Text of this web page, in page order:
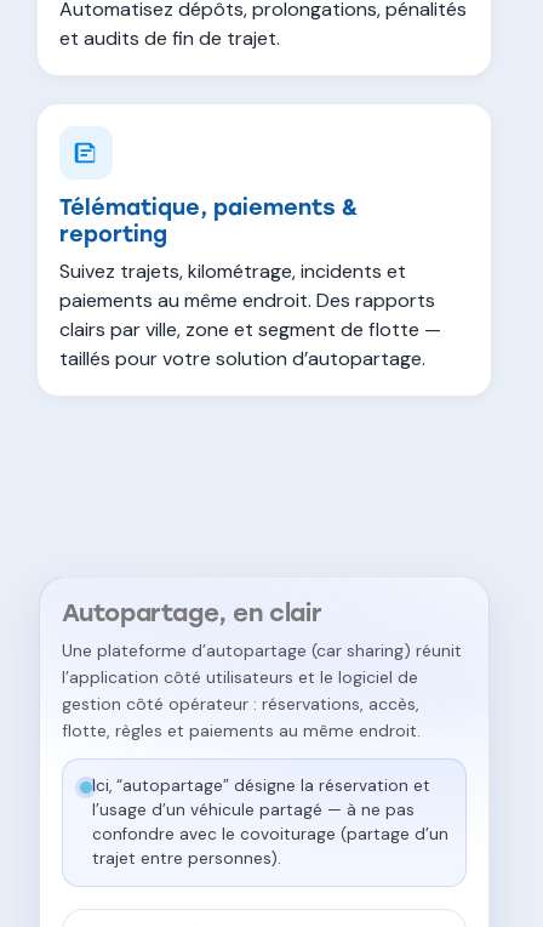
Automatisez dépôts, prolongations, pénalités
et audits de fin de trajet.
Télématique, paiements &
reporting
Suivez trajets, kilométrage, incidents et
paiements au même endroit. Des rapports
clairs par ville, zone et segment de flotte —
taillés pour votre solution d’autopartage.
Autopartage, en clair
Une plateforme d’autopartage (car sharing) réunit
l’application côté utilisateurs et le logiciel de
gestion côté opérateur : réservations, accès,
flotte, règles et paiements au même endroit.
Ici, “autopartage” désigne la réservation et
l’usage d’un véhicule partagé — à ne pas
confondre avec le covoiturage (partage d’un
trajet entre personnes).